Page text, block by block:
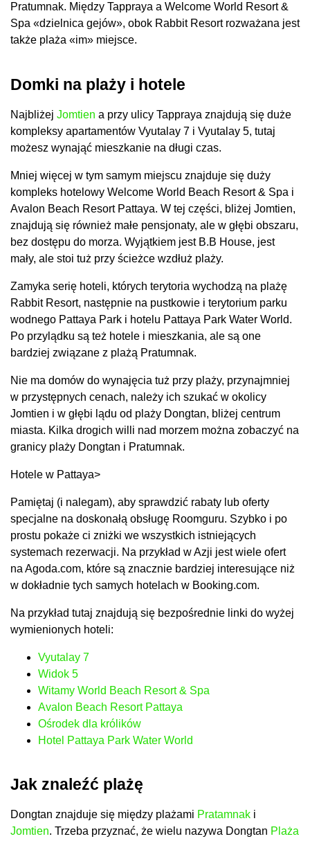
Pratumnak. Między Tappraya a Welcome World Resort &
Spa «dzielnica gejów», obok Rabbit Resort rozważana jest
także plaża «im» miejsce.
Domki na plaży i hotele
Najbliżej Jomtien a przy ulicy Tappraya znajdują się duże
kompleksy apartamentów Vyutalay 7 i Vyutalay 5, tutaj
możesz wynająć mieszkanie na długi czas.
Mniej więcej w tym samym miejscu znajduje się duży
kompleks hotelowy Welcome World Beach Resort & Spa i
Avalon Beach Resort Pattaya. W tej części, bliżej Jomtien,
znajdują się również małe pensjonaty, ale w głębi obszaru,
bez dostępu do morza. Wyjątkiem jest B.B House, jest
mały, ale stoi tuż przy ścieżce wzdłuż plaży.
Zamyka serię hoteli, których terytoria wychodzą na plażę
Rabbit Resort, następnie na pustkowie i terytorium parku
wodnego Pattaya Park i hotelu Pattaya Park Water World.
Po przylądku są też hotele i mieszkania, ale są one
bardziej związane z plażą Pratumnak.
Nie ma domów do wynajęcia tuż przy plaży, przynajmniej
w przystępnych cenach, należy ich szukać w okolicy
Jomtien i w głębi lądu od plaży Dongtan, bliżej centrum
miasta. Kilka drogich willi nad morzem można zobaczyć na
granicy plaży Dongtan i Pratumnak.
Hotele w Pattaya>
Pamiętaj (i nalegam), aby sprawdzić rabaty lub oferty
specjalne na doskonałą obsługę Roomguru. Szybko i po
prostu pokaże ci zniżki we wszystkich istniejących
systemach rezerwacji. Na przykład w Azji jest wiele ofert
na Agoda.com, które są znacznie bardziej interesujące niż
w dokładnie tych samych hotelach w Booking.com.
Na przykład tutaj znajdują się bezpośrednie linki do wyżej
wymienionych hoteli:
Vyutalay 7
Widok 5
Witamy World Beach Resort & Spa
Avalon Beach Resort Pattaya
Ośrodek dla królików
Hotel Pattaya Park Water World
Jak znaleźć plażę
Dongtan znajduje się między plażami Pratamnak i
Jomtien. Trzeba przyznać, że wielu nazywa Dongtan Plaża